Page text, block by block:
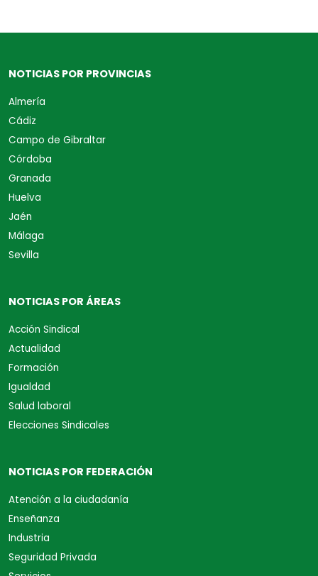
NOTICIAS POR PROVINCIAS
Almería
Cádiz
Campo de Gibraltar
Córdoba
Granada
Huelva
Jaén
Málaga
Sevilla
NOTICIAS POR ÁREAS
Acción Sindical
Actualidad
Formación
Igualdad
Salud laboral
Elecciones Sindicales
NOTICIAS POR FEDERACIÓN
Atención a la ciudadanía
Enseñanza
Industria
Seguridad Privada